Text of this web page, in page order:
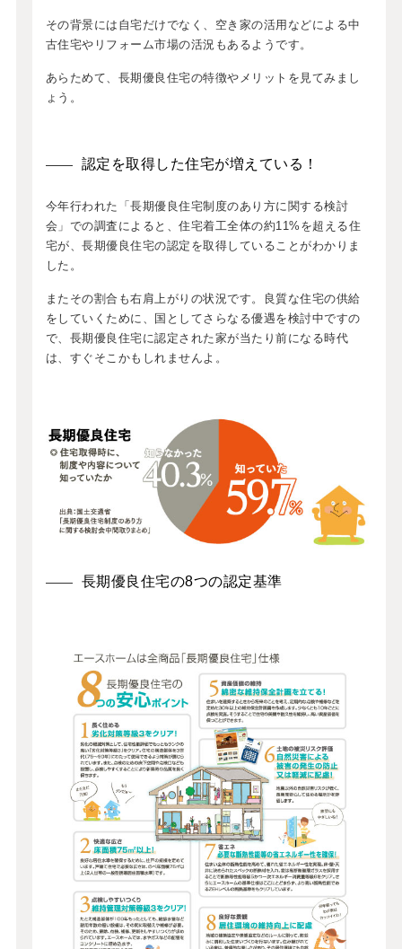
その背景には自宅だけでなく、空き家の活用などによる中
古住宅やリフォーム市場の活況もあるようです。
あらためて、長期優良住宅の特徴やメリットを見てみまし
ょう。
認定を取得した住宅が増えている！
今年行われた「長期優良住宅制度のあり方に関する検討
会」での調査によると、住宅着工全体の約11%を超える住
宅が、長期優良住宅の認定を取得していることがわかりま
した。
またその割合も右肩上がりの状況です。良質な住宅の供給
をしていくために、国としてさらなる優遇を検討中ですの
で、長期優良住宅に認定された家が当たり前になる時代
は、すぐそこかもしれませんよ。
長期優良住宅の8つの認定基準